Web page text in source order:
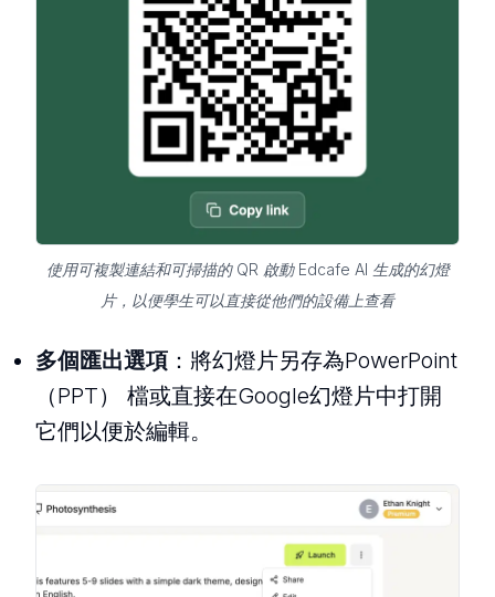
使用可複製連結和可掃描的 QR 啟動 Edcafe AI 生成的幻燈
片，以便學生可以直接從他們的設備上查看
多個匯出選項 ：將幻燈片另存為PowerPoint
（PPT） 檔或直接在Google幻燈片中打開
它們以便於編輯。